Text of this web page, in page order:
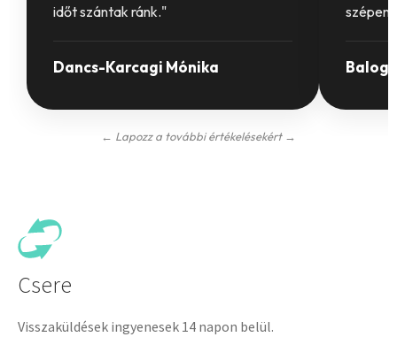
időt szántak ránk."
Dancs-Karcagi Mónika
szépen
← Lapozz a további értékelésekért →
Csere
Visszaküldések ingyenesek 14 napon belül.